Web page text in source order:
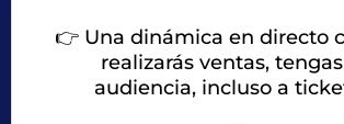
👉 Una dinámica en directo
realizarás ventas,
audiencia, incluso a